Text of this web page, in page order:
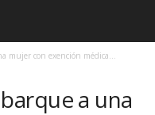
mujer con exención médica...
a una